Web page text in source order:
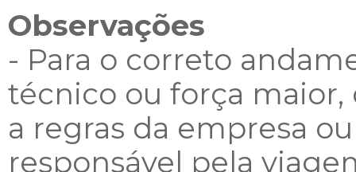
Observações
- Para o correto
técnico ou força
a regras da empresa
responsável pela